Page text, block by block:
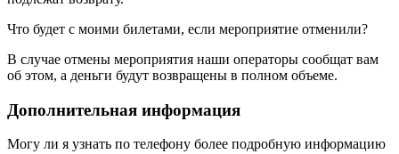
Что будет с моими билетами, если мероприятие отменили?
В случае отмены мероприятия наши операторы сообщат вам
об этом, а деньги будут возвращены в полном объеме.
Дополнительная информация
Могу ли я узнать по телефону более подробную информацию